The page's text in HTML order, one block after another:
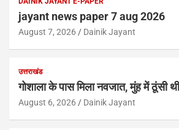
jayant news paper 7 aug 2026
August 7, 2026 Dainik Jayant
उत्तराखंड
गोशाला के पास मिला नवजात, मुंह में ठूंसी
August 6, 2026 Dainik Jayant